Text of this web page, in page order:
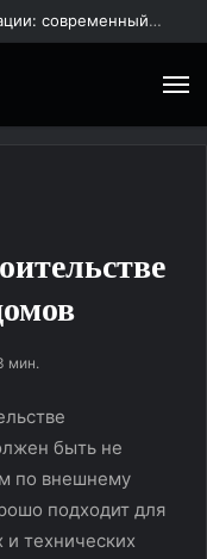
Российская система контейнеризации: современный подход к управлению ИТ-инфраструктурой
мин.
быть не
по внешнему
подходит для
технических